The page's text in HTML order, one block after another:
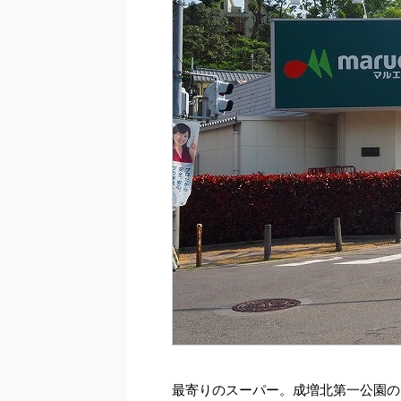
最寄りのスーパー。成増北第一公園